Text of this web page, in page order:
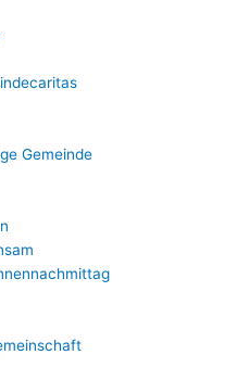
Gemeinde